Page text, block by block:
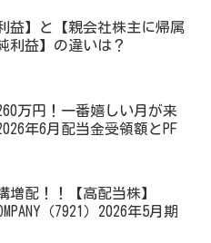
益】と【親会社株主に帰属
利益】の違いは？
万円！一番嬉しい月が来
年6月配当金受領額とPF
増配！！【高配当株】
（7921）2026年5月期